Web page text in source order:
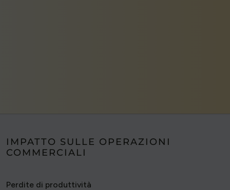
IMPATTO SULLE OPERAZIONI
COMMERCIALI
Perdite di produttività